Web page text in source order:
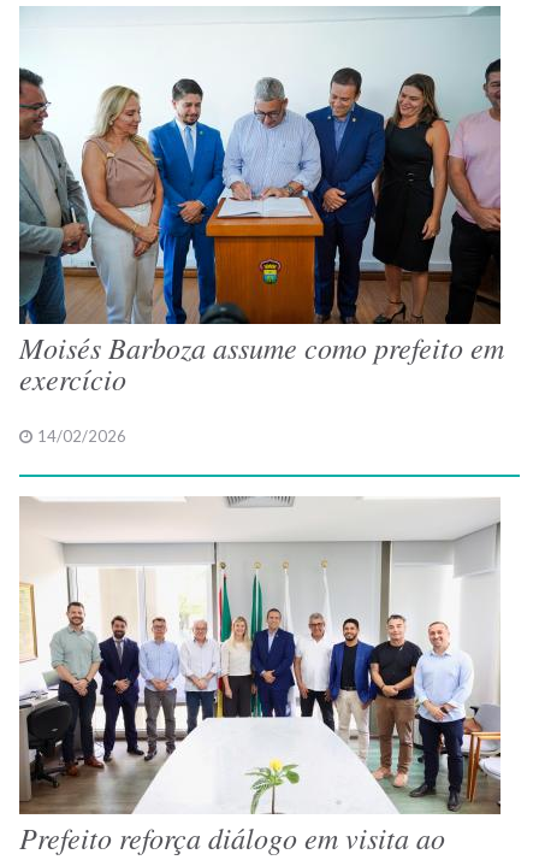
Moisés Barboza assume como prefeito em
exercício
14/02/2026
Prefeito reforça diálogo em visita ao